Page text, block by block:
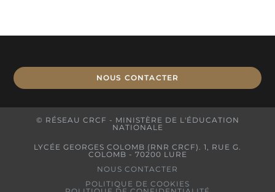
NOUS CONTACTER
© RÉSEAU CRCF - MINISTÈRE DE L'ÉDUCATION
NATIONALE
LYCÉE GEORGES COLOMB (RNR CRCF). 1, RUE G.
COLOMB - 70200 LURE
NOUS CONTACTER
POLITIQUE DE COOKIES